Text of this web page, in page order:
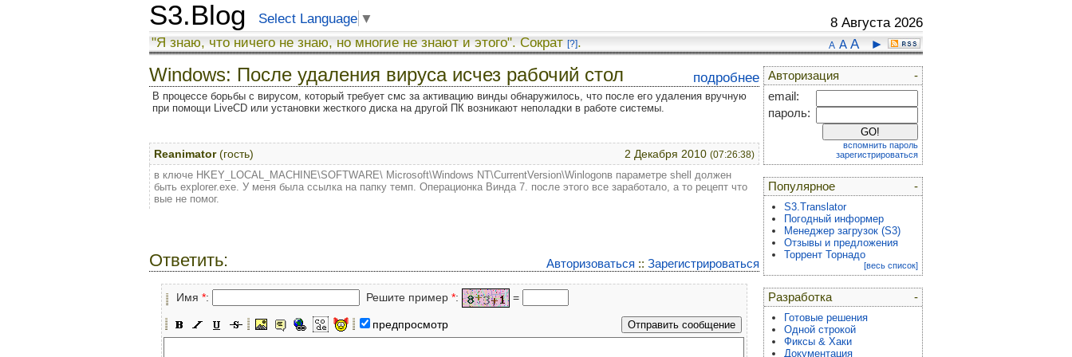
S3.Blog Select Language ▼ 8 Августа 2026
A A A ►
"Я знаю, что ничего не знаю, но многие не знают и этого". Сократ [?].
подробнее
Windows: После удаления вируса исчез рабочий стол
В процессе борьбы с вирусом, который требует смс за активацию винды обнаружилось, что после его удаления вручную
при помощи LiveCD или установки жесткого диска на другой ПК возникают неполадки в работе системы.
2 Декабря 2010 (07:26:38)
Reanimator(гость)
в ключе HKEY_LOCAL_MACHINE\SOFTWARE\ Microsoft\Windows NT\CurrentVersion\Winlogonв параметре shell должен
быть explorer.exe. У меня была ссылка на папку темп. Операционка Винда 7. после этого все заработало, а то рецепт что
вые не помог.
Авторизоваться :: Зарегистрироваться
Ответить:
Имя *: Решите пример *: =
предпросмотр
-
Авторизация
email:
пароль:
вспомнить пароль
зарегистрироваться
-
Популярное
S3.Translator
Погодный информер
Менеджер загрузок (S3)
Отзывы и предложения
Торрент Торнадо
[весь список]
-
Разработка
Готовые решения
Одной строкой
Фиксы & Хаки
Документация